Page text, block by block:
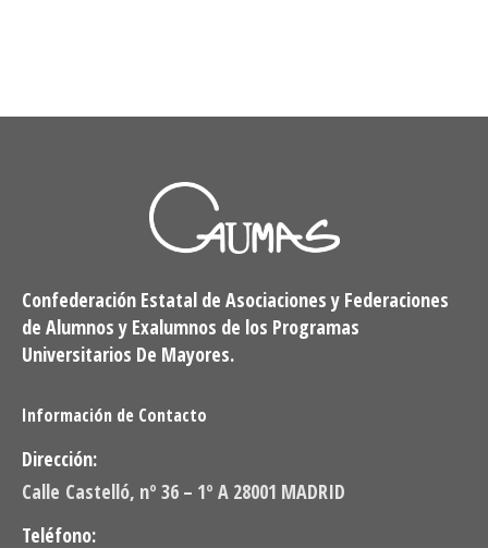
Confederación Estatal de Asociaciones y Federaciones
de Alumnos y Exalumnos de los Programas
Universitarios De Mayores.
Información de Contacto
Dirección:
Calle Castelló, nº 36 – 1º A 28001 MADRID
Teléfono: